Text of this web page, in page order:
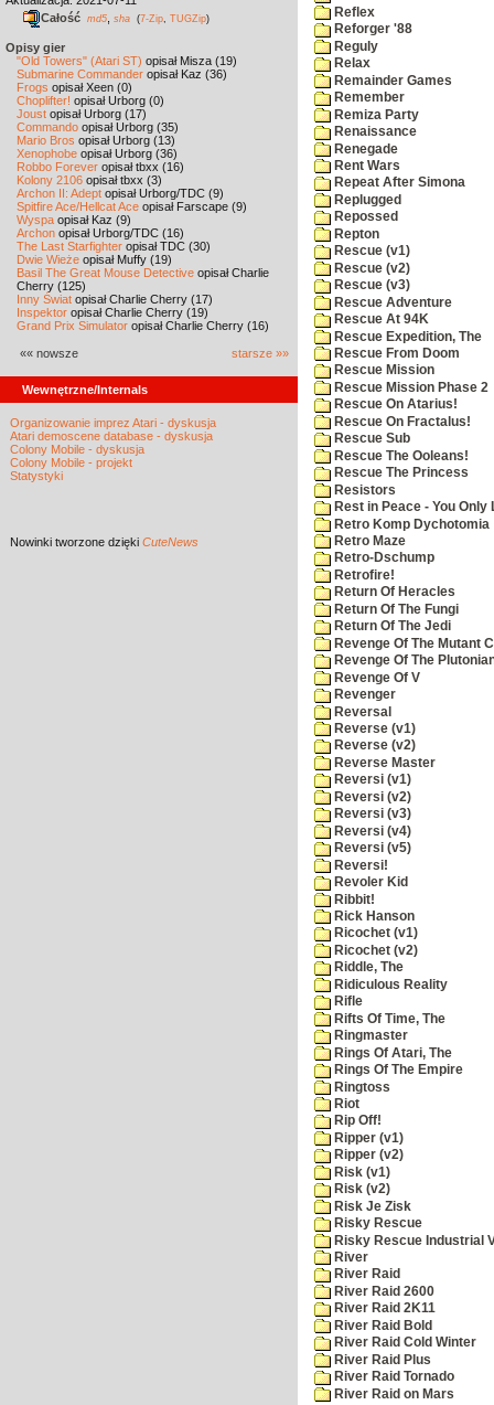
Całość md5 sha (7-Zip TUGZip)
Opisy gier
"Old Towers" (Atari ST) opisał Misza (19)
Submarine Commander opisał Kaz (36)
Frogs opisał Xeen (0)
Choplifter! opisał Urborg (0)
Joust opisał Urborg (17)
Commando opisał Urborg (35)
Mario Bros opisał Urborg (13)
Xenophobe opisał Urborg (36)
Robbo Forever opisał tbxx (16)
Kolony 2106 opisał tbxx (3)
Archon II: Adept opisał Urborg/TDC (9)
Spitfire Ace/Hellcat Ace opisał Farscape (9)
Wyspa opisał Kaz (9)
Archon opisał Urborg/TDC (16)
The Last Starfighter opisał TDC (30)
Dwie Wieże opisał Muffy (19)
Basil The Great Mouse Detective opisał Charlie
Cherry (125)
Inny Świat opisał Charlie Cherry (17)
Inspektor opisał Charlie Cherry (19)
Grand Prix Simulator opisał Charlie Cherry (16)
«« nowsze starsze »»
Wewnętrzne/Internals
Organizowanie imprez Atari - dyskusja
Atari demoscene database - dyskusja
Colony Mobile - dyskusja
Colony Mobile - projekt
Statystyki
Nowinki tworzone dzięki CuteNews
Reflex
Reforger '88
Reguly
Relax
Remainder Games
Remember
Remiza Party
Renaissance
Renegade
Rent Wars
Repeat After Simona
Replugged
Repossed
Repton
Rescue (v1)
Rescue (v2)
Rescue (v3)
Rescue Adventure
Rescue At 94K
Rescue Expedition, The
Rescue From Doom
Rescue Mission
Rescue Mission Phase 2
Rescue On Atarius!
Rescue On Fractalus!
Rescue Sub
Rescue The Ooleans!
Rescue The Princess
Resistors
Rest in Peace - You Only
Retro Komp Dychotomia
Retro Maze
Retro-Dschump
Retrofire!
Return Of Heracles
Return Of The Fungi
Return Of The Jedi
Revenge Of The Mutant
Revenge Of The
Revenge Of V
Revenger
Reversal
Reverse (v1)
Reverse (v2)
Reverse Master
Reversi (v1)
Reversi (v2)
Reversi (v3)
Reversi (v4)
Reversi (v5)
Reversi!
Revoler Kid
Ribbit!
Rick Hanson
Ricochet (v1)
Ricochet (v2)
Riddle, The
Ridiculous Reality
Rifle
Rifts Of Time, The
Ringmaster
Rings Of Atari, The
Rings Of The Empire
Ringtoss
Riot
Rip Off!
Ripper (v1)
Ripper (v2)
Risk (v1)
Risk (v2)
Risk Je Zisk
Risky Rescue
Risky Rescue Industrial
River
River Raid
River Raid 2600
River Raid 2K11
River Raid Bold
River Raid Cold Winter
River Raid Plus
River Raid Tornado
River Raid on Mars